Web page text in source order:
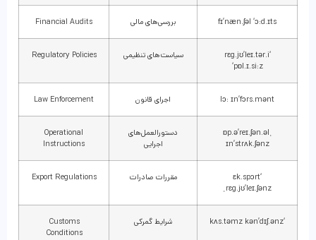
fɪ’næn.ʃəl ‘ɔ:d.ɪts بررسی‌های مالی Financial Audits
‘rɛg.jʊ’leɪ.tər.i
‘pɒl.ɪ.si:z
سیاست‌های تنظیمی Regulatory Policies
lɔ: ɪn’fɔrs.mənt اجرای قانون Law Enforcement
ˌɒp.ə’reɪ.ʃən.əl
ɪn’strʌk.ʃənz
دستورالعمل‌های
اجرایی
Operational
Instructions
‘ɛk.spɔrt
ˌrɛg.jʊ’leɪ.ʃənz
مقررات صادرات Export Regulations
‘kʌs.təmz kən’dɪʃ.ənz شرایط گمرکی
Customs
Conditions